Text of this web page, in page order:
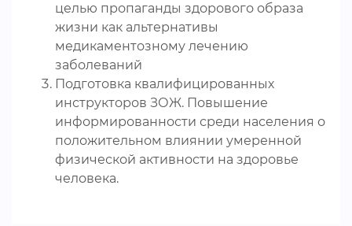
целью пропаганды здорового образа
жизни как альтернативы
медикаментозному лечению
заболеваний
Подготовка квалифицированных
инструкторов ЗОЖ. Повышение
информированности среди населения о
положительном влиянии умеренной
физической активности на здоровье
человека.